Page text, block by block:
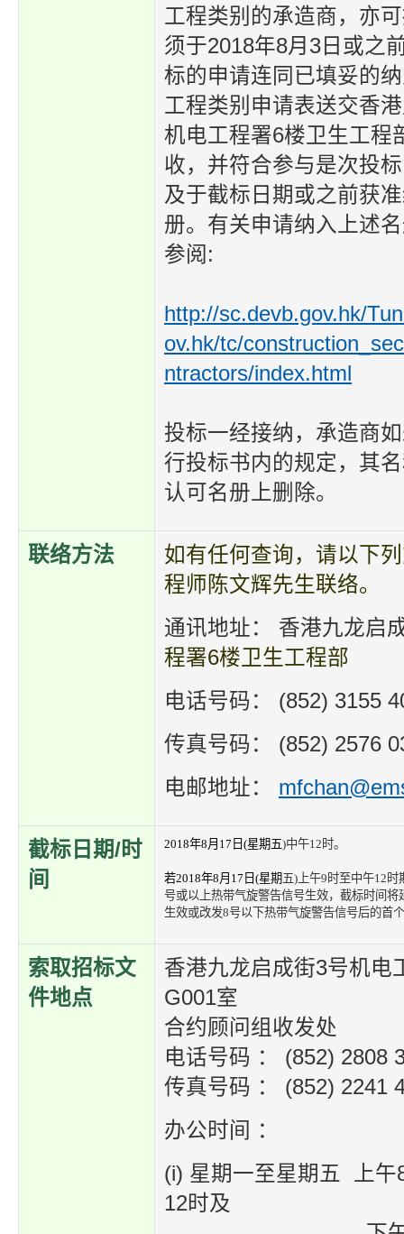
工程类别的承造商，亦
须于2018年8月3日或之
标的申请连同已填妥的
工程类别申请表送交香
机电工程署6楼卫生工程
收，并符合参与是次投
及于截标日期或之前获
册。有关申请纳入上述
参阅:
http://sc.devb.gov.hk/
ov.hk/tc/
ntractors/index.html
投标一经接纳，承造商
行投标书内的规定，其
认可名册上删除。
联络方法
如有任何查询，请以下
程师陈文辉先生联络。
通讯地址： 香港九龙启
程署6楼卫生工程部
电话号码： (852) 3155
传真号码： (852) 2576
电邮地址：
截标日期/时
间
2018年8月 17 日(星期五)中午12时。
若2018年8月 17 日(星期五) 上午9时至中午12时
号或以上热带气旋警告信号生效，截标时间
生效或改发8号以下热带气旋警告信号后的首
索取招标文
件地点
香港九龙启成街3号机电
G001室
合约顾问组收发处
电话号码 ： (852) 2808
传真号码 ： (852) 2241
办公时间 ：
(i) 星期一至星期五 上午
12时及